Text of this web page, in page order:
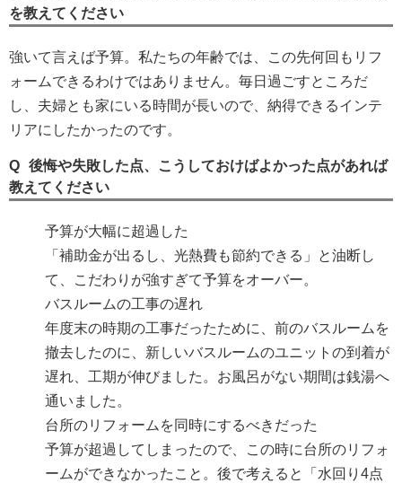
を教えてください
強いて言えば予算。私たちの年齢では、この先何回もリフ
ォームできるわけではありません。毎日過ごすところだ
し、夫婦とも家にいる時間が長いので、納得できるインテ
リアにしたかったのです。
後悔や失敗した点、こうしておけばよかった点があれば
教えてください
予算が大幅に超過した
「補助金が出るし、光熱費も節約できる」と油断し
て、こだわりが強すぎて予算をオーバー。
バスルームの工事の遅れ
年度末の時期の工事だったために、前のバスルームを
撤去したのに、新しいバスルームのユニットの到着が
遅れ、工期が伸びました。お風呂がない期間は銭湯へ
通いました。
台所のリフォームを同時にするべきだった
予算が超過してしまったので、この時に台所のリフォ
ームができなかったこと。後で考えると「水回り4点